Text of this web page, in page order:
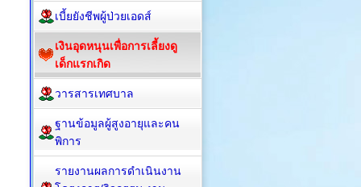
เบี้ยยังชีพผู้ป่วยเอดส์
เงินอุดหนุนเพื่อการเลี้ยงดู
เด็กแรกเกิด
วารสารเทศบาล
ฐานข้อมูลผู้สูงอายุและคน
พิการ
รายงานผลการดำเนินงาน